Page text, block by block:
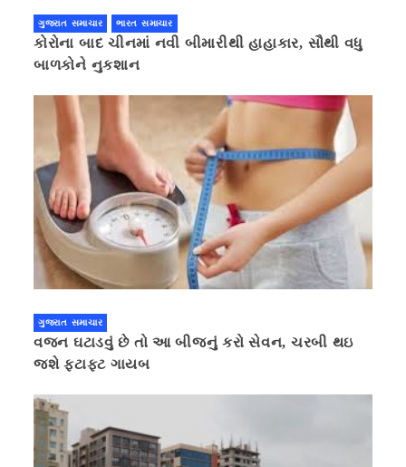
ગુજરાત સમાચાર ભારત સમાચાર
કોરોના બાદ ચીનમાં નવી બીમારીથી હાહાકાર, સૌથી વધુ
બાળકોને નુકશાન
ગુજરાત સમાચાર
વજન ઘટાડવું છે તો આ બીજનું કરો સેવન, ચરબી થઇ
જશે ફટાફટ ગાયબ